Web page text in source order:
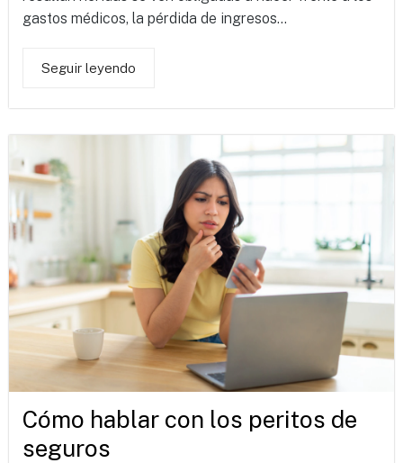
gastos médicos, la pérdida de ingresos...
Seguir leyendo
Cómo hablar con los peritos de
seguros